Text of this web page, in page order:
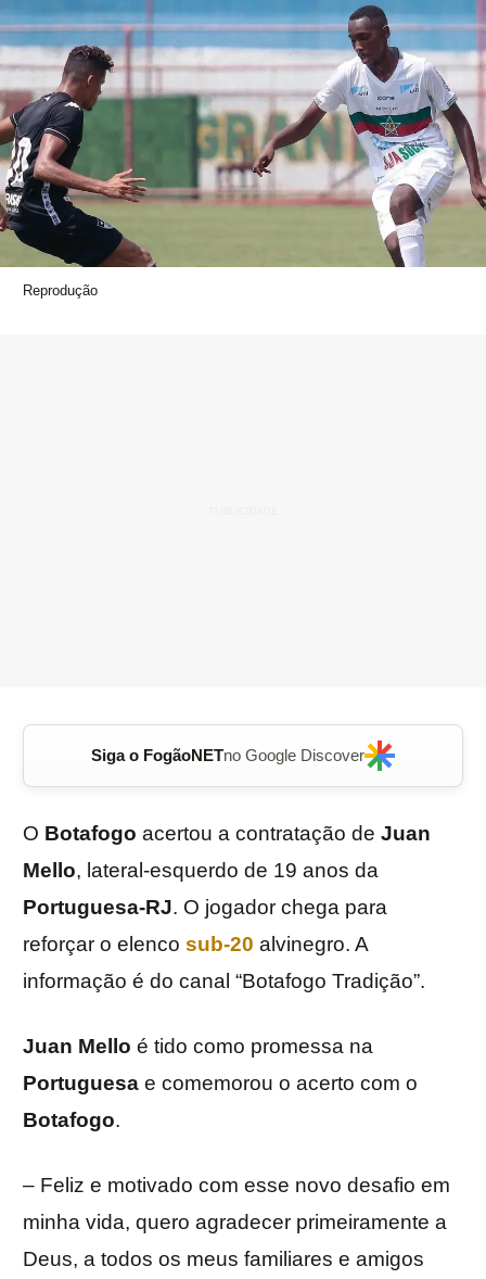
Reprodução
Siga o FogãoNETno Google Discover
O Botafogo acertou a contratação de Juan
Mello, lateral-esquerdo de 19 anos da
Portuguesa-RJ. O jogador chega para
reforçar o elenco sub-20 alvinegro. A
informação é do canal “Botafogo Tradição”.
Juan Mello é tido como promessa na
Portuguesa e comemorou o acerto com o
Botafogo.
– Feliz e motivado com esse novo desafio em
minha vida, quero agradecer primeiramente a
Deus, a todos os meus familiares e amigos